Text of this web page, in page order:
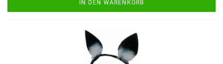
IN DEN WARENKORB